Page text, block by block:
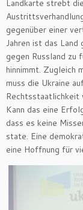
Landkarte strebt
gegenüber einer
Jahren ist das
gegen Russland zu
hinnimmt. Zugleich
muss die Ukraine
Rechtsstaatlichkeit
Kann das eine
dass es keine
state. Eine
eine Hoffnung für